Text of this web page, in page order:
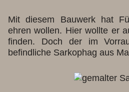
Mit diesem Bauwerk hat
ehren wollen. Hier wollte er
finden. Doch der im
befindliche Sarkophag aus